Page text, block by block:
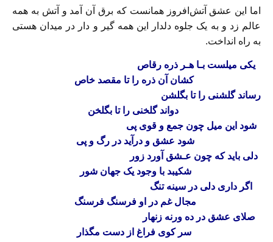
اما این عشق آتش‌افروز همانست‌ که برق آن آمد و آتش به همه
عالم زد و به یک جلوه دلدار این همه گیر و دار در‌ میدان‌ هستی‌
به راه انداخت.
یکی میلست بـا هـر ذره رقاص‌
کشان آن‌ ذره‌ را تا مقصد خاص‌
رساند گلشنی را تا بگلشن‌
دواند گلخنی را تا بگلخن‌
شود این‌ میل‌ چون‌ جمع و قوی پی‌
شود عشق و درآید در رگ و پی‌
دلی باید که‌ چون‌ عـشق‌ آورد زور
شکیبد با وجود یک جهان شور
اگر داری دلی در سینه تنگ‌
مجال‌ غم‌ در او فرسنگ فرسنگ‌
صلای عشق در ده ورنه زنهار
سر کوی فراغ از‌ دست‌ مگذار